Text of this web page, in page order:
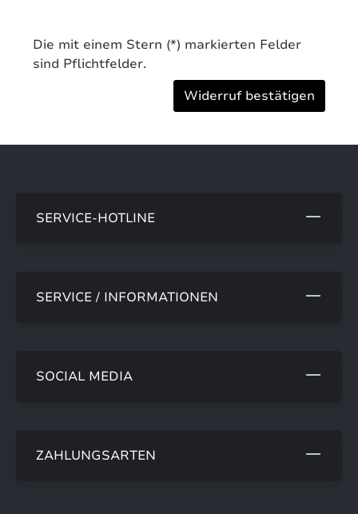
Die mit einem Stern (*) markierten Felder
sind Pflichtfelder.
Widerruf bestätigen
SERVICE-HOTLINE
SERVICE / INFORMATIONEN
SOCIAL MEDIA
ZAHLUNGSARTEN